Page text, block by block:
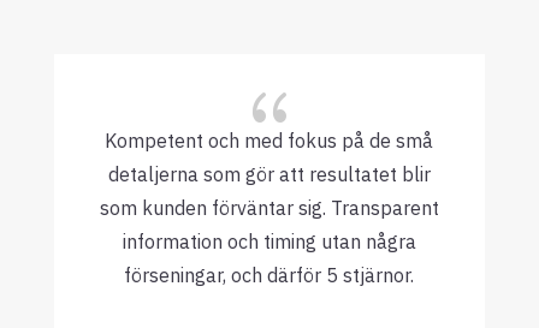
{
Kompetent och med fokus på de små
detaljerna som gör att resultatet blir
som kunden förväntar sig. Transparent
information och timing utan några
förseningar, och därför 5 stjärnor.